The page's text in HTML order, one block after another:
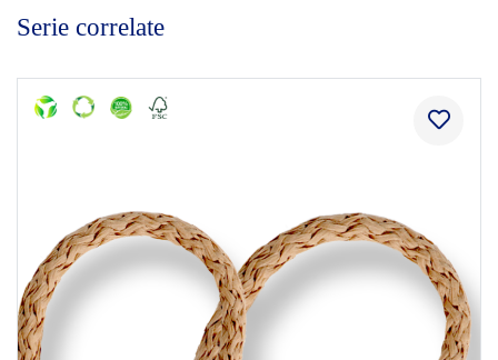
Serie correlate